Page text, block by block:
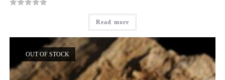
0
Read more
OUT OF STOCK